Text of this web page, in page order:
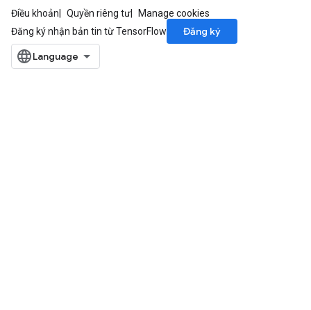
Điều khoản Quyền riêng tư
Manage cookies
Đăng ký nhận bản tin từ TensorFlow
Đăng ký